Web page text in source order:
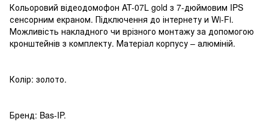
Кольоровий відеодомофон AT-07L gold з 7-дюймовим IPS
сенсорним екраном. Підключення до інтернету и Wi-Fi.
Можливість накладного чи врізного монтажу за допомогою
кронштейнів з комплекту. Матеріал корпусу – алюміній.
Колір: золото.
Бренд: Bas-IP.